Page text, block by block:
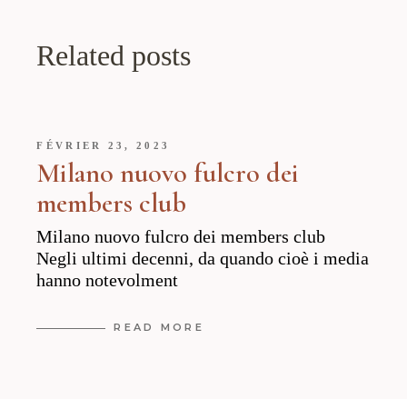
Related posts
FÉVRIER 23, 2023
Milano nuovo fulcro dei
members club
Milano nuovo fulcro dei members club
Negli ultimi decenni, da quando cioè i media
hanno notevolment
READ MORE